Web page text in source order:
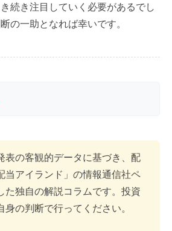
続き注目していく必要があるでし
の一助となれば幸いです。
表の客観的データに基づき、配
当アイランド」の情報通信社ペ
た独自の解説コラムです。投資
身の判断で行ってください。